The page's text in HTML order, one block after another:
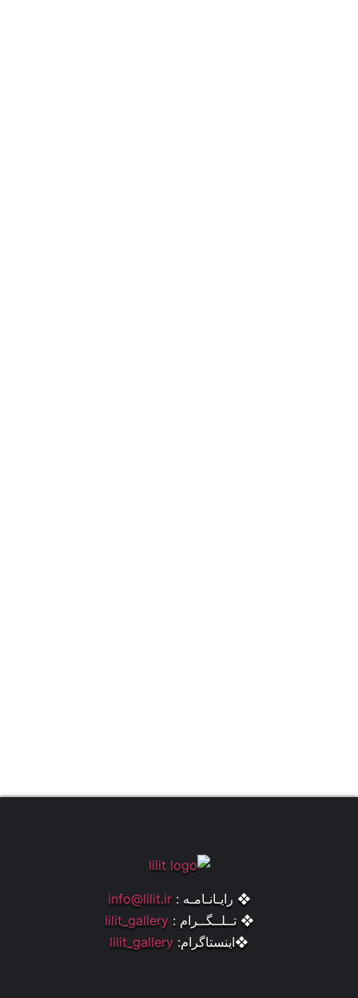
❖ رایـانـامـه : info@lilit.ir
❖ تــلــگــرام : lilit_gallery
❖اینستاگرام: lilit_gallery